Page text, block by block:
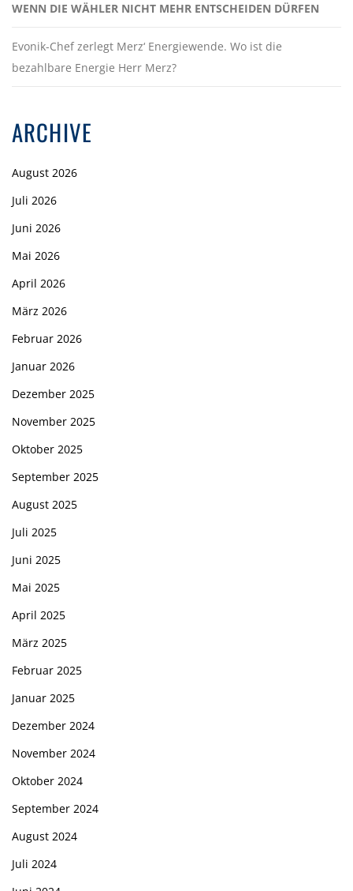
WENN DIE WÄHLER NICHT MEHR ENTSCHEIDEN DÜRFEN
Evonik-Chef zerlegt Merz‘ Energiewende. Wo ist die
bezahlbare Energie Herr Merz?
ARCHIVE
August 2026
Juli 2026
Juni 2026
Mai 2026
April 2026
März 2026
Februar 2026
Januar 2026
Dezember 2025
November 2025
Oktober 2025
September 2025
August 2025
Juli 2025
Juni 2025
Mai 2025
April 2025
März 2025
Februar 2025
Januar 2025
Dezember 2024
November 2024
Oktober 2024
September 2024
August 2024
Juli 2024